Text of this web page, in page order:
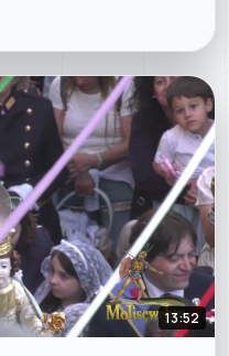
13:52